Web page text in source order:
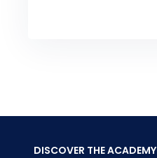
DISCOVER THE ACADEMY